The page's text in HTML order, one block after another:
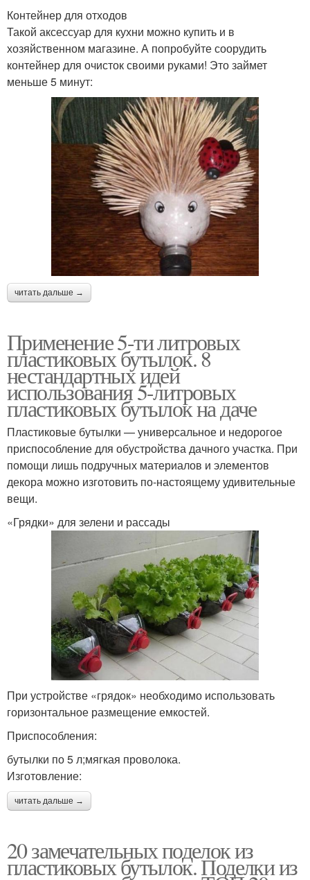
Контейнер для отходов
Такой аксессуар для кухни можно купить и в
хозяйственном магазине. А попробуйте соорудить
контейнер для очисток своими руками! Это займет
меньше 5 минут:
читать дальше →
Применение 5-ти литровых
пластиковых бутылок. 8
нестандартных идей
использования 5-литровых
пластиковых бутылок на даче
Пластиковые бутылки — универсальное и недорогое
приспособление для обустройства дачного участка. При
помощи лишь подручных материалов и элементов
декора можно изготовить по-настоящему удивительные
вещи.
«Грядки» для зелени и рассады
При устройстве «грядок» необходимо использовать
горизонтальное размещение емкостей.
Приспособления:
бутылки по 5 л;мягкая проволока.
Изготовление:
читать дальше →
20 замечательных поделок из
пластиковых бутылок. Поделки из